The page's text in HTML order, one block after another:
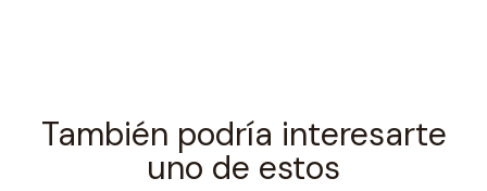
También podría interesarte
uno de estos